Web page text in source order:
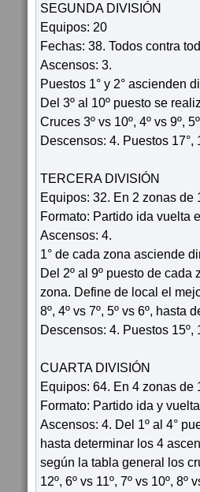
SEGUNDA DIVISIÓN
Equipos: 20
Fechas: 38. Todos contra
Ascensos: 3.
Puestos 1° y 2° ascienden
Del 3º al 10º puesto se
Cruces 3º vs 10º, 4º vs 9º,
Descensos: 4. Puestos 17°,
TERCERA DIVISIÓN
Equipos: 32. En 2 zonas
Formato: Partido ida vuelta
Ascensos: 4.
1° de cada zona asciende
Del 2º al 9º puesto de
zona. Define de local el
8º, 4º vs 7º, 5º vs 6º, hasta
Descensos: 4. Puestos 15º,
CUARTA DIVISIÓN
Equipos: 64. En 4 zonas
Formato: Partido ida y
Ascensos: 4. Del 1º al 4°
hasta determinar los 4
según la tabla general los
12º, 6º vs 11º, 7º vs 10º,